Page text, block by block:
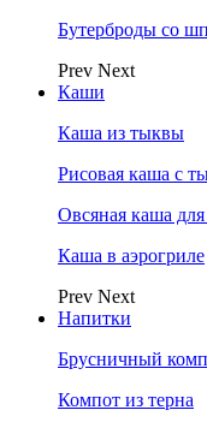
Бутерброды со
Prev Next
Каши
Каша из тыквы
Рисовая каша с
Овсяная каша
Каша в аэрогриле
Prev Next
Напитки
Брусничный
Компот из терна